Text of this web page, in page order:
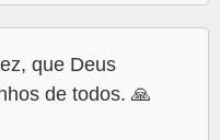
que Deus
de todos. 🙏